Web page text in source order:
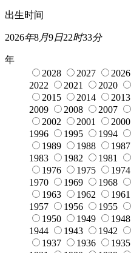
出生时间
2026年8月9日22时33分
年
2028
2027 2026
2022
2021 2020
2015
2014 2013
2009
2008 2007
2002
2001 2000
1996
1995 1994
1989
1988 1987
1983
1982 1981
1976
1975 1974
1970
1969 1968
1963
1962 1961
1957
1956 1955
1950
1949 1948
1944
1943 1942
1937
1936 1935